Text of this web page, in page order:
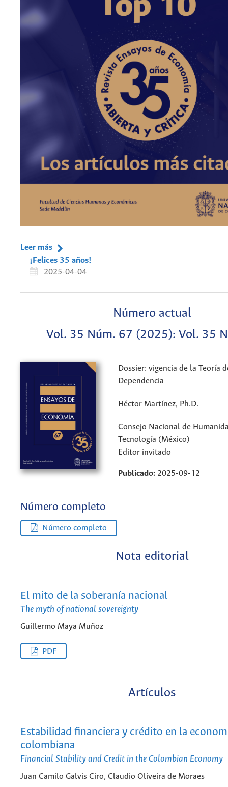
Leer más
¡Felices 35 años!
2025-04-04
Número actual
Vol. 35 Núm. 67 (2025): Vol. 35
Dossier: vigencia de la Teoría
Dependencia
Héctor Martínez, Ph.D.
Consejo Nacional de
Tecnología (México)
Editor invitado
Publicado: 2025-09-12
Número completo
Número completo
Nota editorial
El mito de la soberanía nacional
The myth of national sovereignty
Guillermo Maya Muñoz
PDF
Artículos
Estabilidad financiera y crédito en la
colombiana
Financial Stability and Credit in the Colombian Economy
Juan Camilo Galvis Ciro, Claudio Oliveira de Moraes